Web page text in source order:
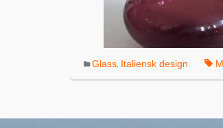
Glass Italiensk design